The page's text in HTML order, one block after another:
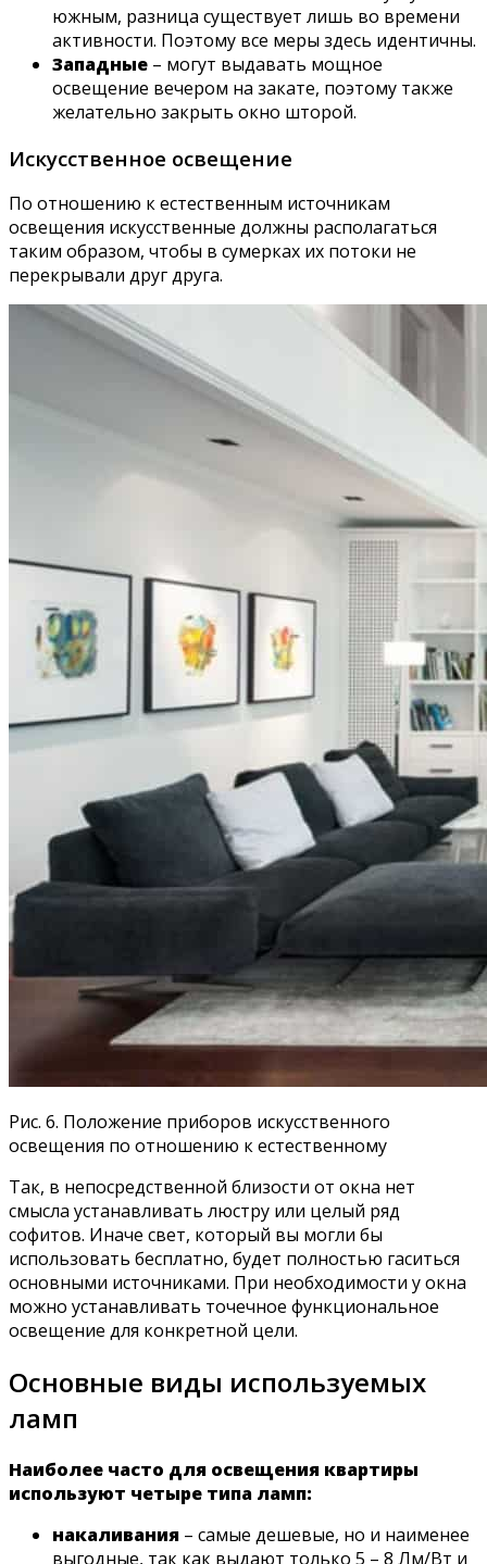
южным, разница существует лишь во времени
активности. Поэтому все меры здесь идентичны.
Западные – могут выдавать мощное
освещение вечером на закате, поэтому также
желательно закрыть окно шторой.
Искусственное освещение
По отношению к естественным источникам
освещения искусственные должны располагаться
таким образом, чтобы в сумерках их потоки не
перекрывали друг друга.
Рис. 6. Положение приборов искусственного
освещения по отношению к естественному
Так, в непосредственной близости от окна нет
смысла устанавливать люстру или целый ряд
софитов. Иначе свет, который вы могли бы
использовать бесплатно, будет полностью гаситься
основными источниками. При необходимости у окна
можно устанавливать точечное функциональное
освещение для конкретной цели.
Основные виды используемых
ламп
Наиболее часто для освещения квартиры
используют четыре типа ламп:
накаливания – самые дешевые, но и наименее
выгодные, так как выдают только 5 – 8 Лм/Вт и